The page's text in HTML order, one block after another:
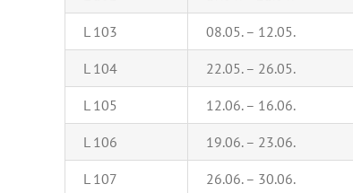
L 103 08.05. – 12.05.
L 104 22.05. – 26.05.
L 105 12.06. – 16.06.
L 106 19.06. – 23.06.
L 107 26.06. – 30.06.